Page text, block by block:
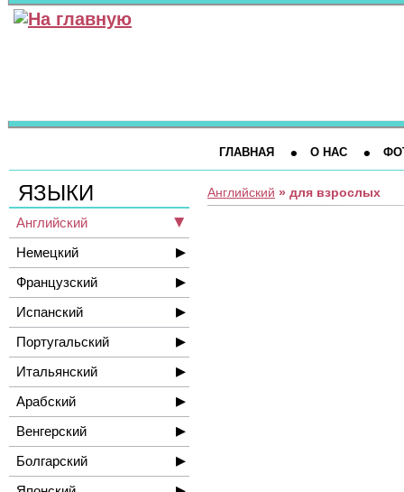
ГЛАВНАЯ О НАС
ЯЗЫКИ
Английский
Немецкий
Французский
Испанский
Португальский
Итальянский
Арабский
Венгерский
Болгарский
Английский » для взрослых